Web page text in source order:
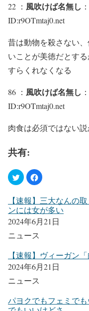
22 ： 風吹けば名無し
ID:r9OTmtaj0.net
昔は動物を殺さない
いことが美徳だとす
すらくれなくなる
86 ： 風吹けば名無し
ID:r9OTmtaj0.net
肉食は必須ではない
共有:
【速報】三大なんの
ンには女が多い
2024年6月21日
ニュース
【速報】ヴィーガン
2024年6月21日
ニュース
パヨクでもフェミで